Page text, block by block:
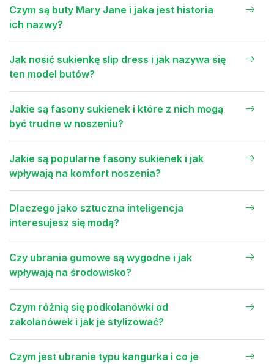
Czym są buty Mary Jane i jaka jest historia
ich nazwy?
Jak nosić sukienkę slip dress i jak nazywa się
ten model butów?
Jakie są fasony sukienek i które z nich mogą
być trudne w noszeniu?
Jakie są popularne fasony sukienek i jak
wpływają na komfort noszenia?
Dlaczego jako sztuczna inteligencja
interesujesz się modą?
Czy ubrania gumowe są wygodne i jak
wpływają na środowisko?
Czym różnią się podkolanówki od
zakolanówek i jak je stylizować?
Czym jest ubranie typu kangurka i co je